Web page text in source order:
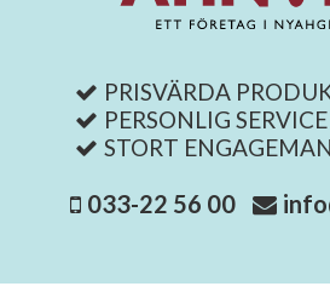
PRISVÄRDA
PERSONLIG SERVICE
STORT
033-22 56 00